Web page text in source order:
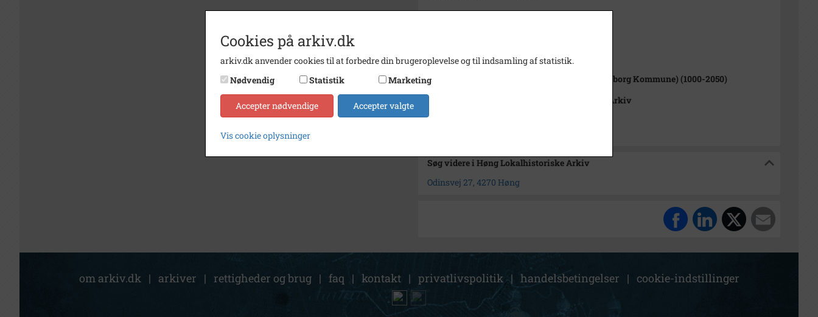
Fotograf
Thorsted
Type
Sogn (1000-2050)
Enhed
Finderup Sogn (Kalundborg Kommune) (1000-2050)
Arkiv
Høng Lokalhistoriske Arkiv
Søg videre i Høng Lokalhistoriske Arkiv
Odinsvej 27, 4270 Høng
om arkiv.dk | arkiver | rettigheder og brug | faq | kontakt | privatlivspolitik | handelsbetingelser | cookie-indstillinger
Cookies på arkiv.dk
arkiv.dk anvender cookies til at forbedre din brugeroplevelse og til indsamling af statistik.
Nødvendig
Statistik Marketing
Accepter nødvendige Accepter valgte
Vis cookie oplysninger